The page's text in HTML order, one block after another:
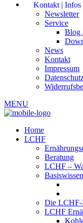
Kontakt | Infos
Newsletter
Service
Blog
News
Kontakt
Impressum
MENU
Home
LCHF
Beratung
LCHF –
Die LCHF-
LCHF